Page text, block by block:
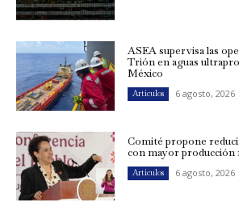
ASEA supervisa las
Trión en aguas
México
Artículos 6 agosto, 2026
Comité propone
con mayor producción
Artículos 6 agosto, 2026